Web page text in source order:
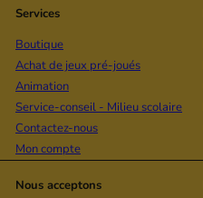
Services
Boutique
Achat de jeux pré-joués
Animation
Service-conseil - Milieu scolaire
Contactez-nous
Mon compte
Nous acceptons